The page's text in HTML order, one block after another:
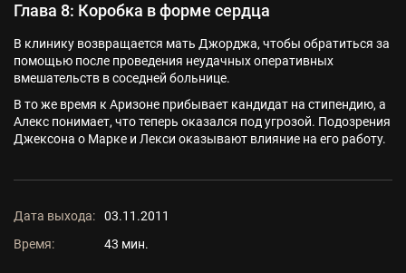
Глава 8: Коробка в форме сердца
В клинику возвращается мать Джорджа, чтобы обратиться за
помощью после проведения неудачных оперативных
вмешательств в соседней больнице.
В то же время к Аризоне прибывает кандидат на стипендию, а
Алекс понимает, что теперь оказался под угрозой. Подозрения
Джексона о Марке и Лекси оказывают влияние на его работу.
Дата выхода:
03.11.2011
Время:
43 мин.